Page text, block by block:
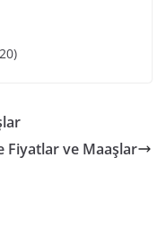
Fiyatlar ve Maaşlar